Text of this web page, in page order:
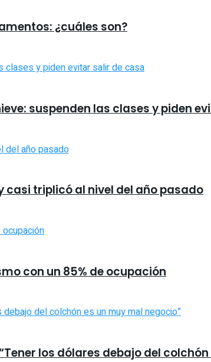
¿cuáles son?
suspenden las clases y piden
triplicó al nivel del año pasado
con un 85% de ocupación
los dólares debajo del